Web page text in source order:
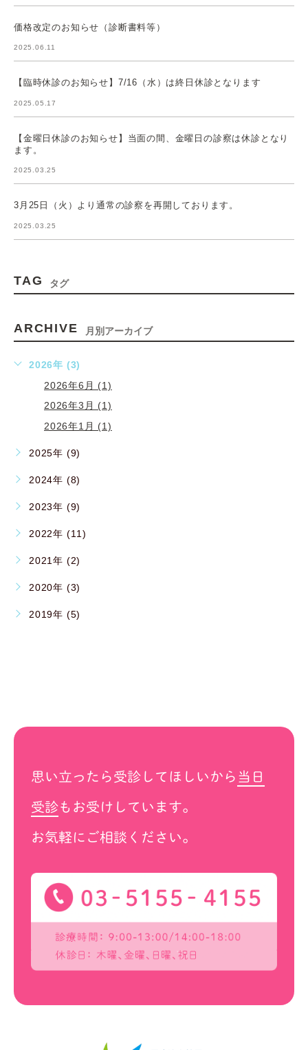
価格改定のお知らせ（診断書料等）
2025.06.11
【臨時休診のお知らせ】7/16（水）は終日休診となります
2025.05.17
【金曜日休診のお知らせ】当面の間、金曜日の診察は休診となり
ます。
2025.03.25
3月25日（火）より通常の診察を再開しております。
2025.03.25
TAG タグ
ARCHIVE 月別アーカイブ
2026年 (3)
2026年6月 (1)
2026年3月 (1)
2026年1月 (1)
2025年 (9)
2024年 (8)
2023年 (9)
2022年 (11)
2021年 (2)
2020年 (3)
2019年 (5)
思い立ったら受診してほしいから 当日
受診もお受けしています。
お気軽にご相談ください。